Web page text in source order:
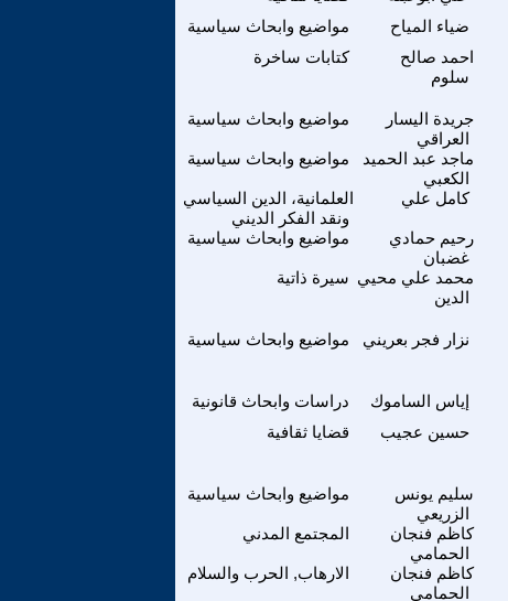
مواضيع وابحاث سياسية
ضياء المياح
كتابات ساخرة
احمد صالح
سلوم
مواضيع وابحاث سياسية
جريدة اليسار
العراقي
مواضيع وابحاث سياسية
ماجد عبد الحميد
الكعبي
العلمانية، الدين السياسي
ونقد الفكر الديني
كامل علي
مواضيع وابحاث سياسية
رحيم حمادي
غضبان
سيرة ذاتية محمد علي محيي
الدين
مواضيع وابحاث سياسية نزار فجر بعريني
دراسات وابحاث قانونية إياس الساموك
قضايا ثقافية
حسين عجيب
مواضيع وابحاث سياسية
سليم يونس
الزريعي
المجتمع المدني
كاظم فنجان
الحمامي
الارهاب, الحرب والسلام
كاظم فنجان
الحمامي